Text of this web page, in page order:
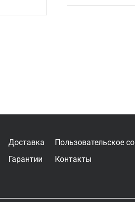
Доставка
Гарантии
Пользовательское
Контакты